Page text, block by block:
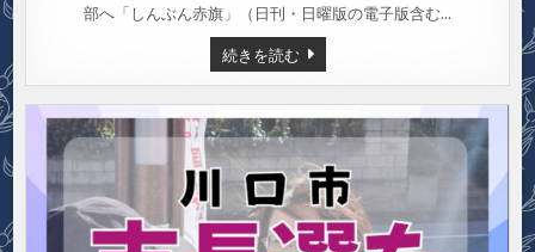
部へ「しんぶん赤旗」（日刊・日曜版の電子版含む…
続きを読むい
ま”し
ん
ん
赤
旗”が
ホ
ッ
ト
な
理
由